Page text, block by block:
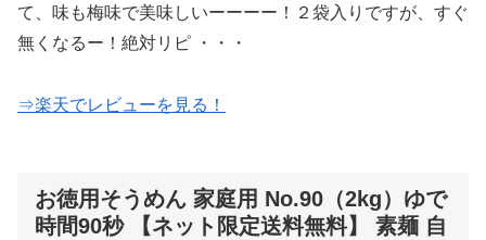
て、味も梅味で美味しいーーーー！２袋入りですが、すぐ
無くなるー！絶対リピ ・・・
⇒楽天でレビューを見る！
お徳用そうめん 家庭用 No.90（2kg）ゆで
時間90秒 【ネット限定送料無料】 素麺 自